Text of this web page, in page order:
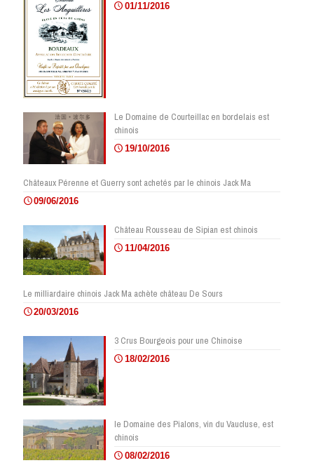
01/11/2016
Le Domaine de Courteillac en bordelais est
chinois
19/10/2016
Châteaux Pérenne et Guerry sont achetés par le chinois Jack Ma
09/06/2016
Château Rousseau de Sipian est chinois
11/04/2016
Le milliardaire chinois Jack Ma achète château De Sours
20/03/2016
3 Crus Bourgeois pour une Chinoise
18/02/2016
le Domaine des Pialons, vin du Vaucluse, est
chinois
08/02/2016